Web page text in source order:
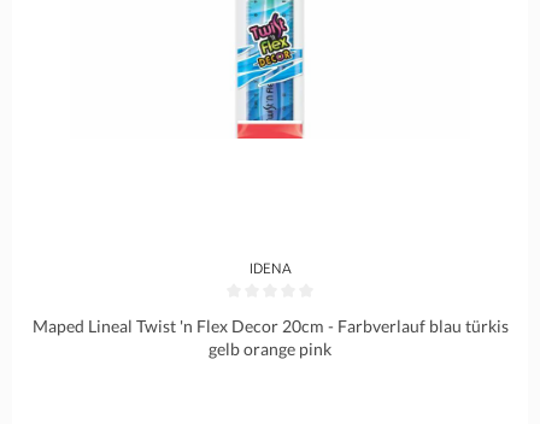
IDENA
Maped Lineal Twist 'n Flex Decor 20cm - Farbverlauf blau türkis
gelb orange pink